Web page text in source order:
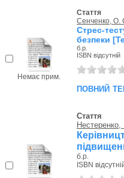
Немає прим.
Стаття
Сенченко, О.
Стрес-
безпеки
б.р.
ISBN відсутній
повний
Стаття
б.р.
ISBN